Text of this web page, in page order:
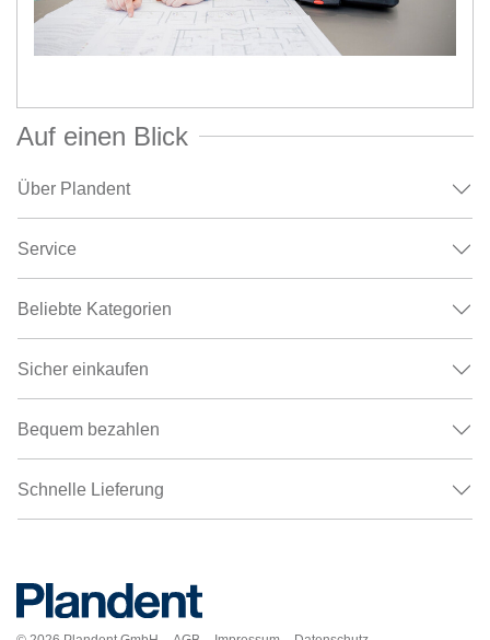
Auf einen Blick
Über Plandent
Service
Beliebte Kategorien
Sicher einkaufen
Bequem bezahlen
Schnelle Lieferung